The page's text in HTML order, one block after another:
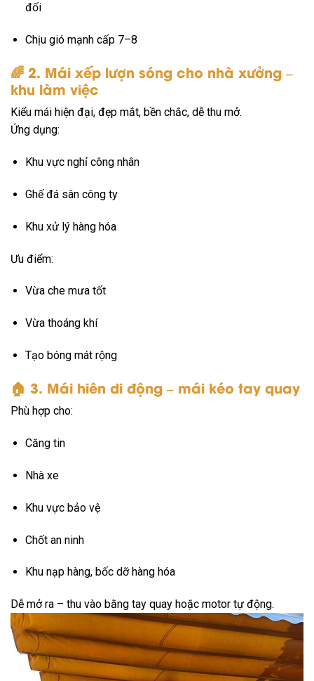
đối
Chịu gió mạnh cấp 7–8
🌈 2. Mái xếp lượn sóng cho nhà xưởng –
khu làm việc
Kiểu mái hiện đại, đẹp mắt, bền chắc, dễ thu mở.
Ứng dụng:
Khu vực nghỉ công nhân
Ghế đá sân công ty
Khu xử lý hàng hóa
Ưu điểm:
Vừa che mưa tốt
Vừa thoáng khí
Tạo bóng mát rộng
🏠 3. Mái hiên di động – mái kéo tay quay
Phù hợp cho:
Căng tin
Nhà xe
Khu vực bảo vệ
Chốt an ninh
Khu nạp hàng, bốc dỡ hàng hóa
Dễ mở ra – thu vào bằng tay quay hoặc motor tự động.